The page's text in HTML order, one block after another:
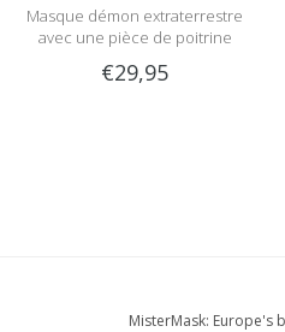
Masque démon extraterrestre
avec une pièce de poitrine
€29,95
MisterMask: Europe's